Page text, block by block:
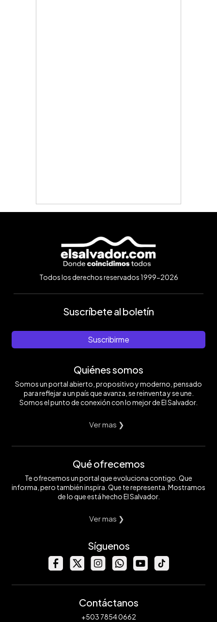
Todos los derechos reservados 1999-2026
Suscríbete al boletín
Suscribirme
Quiénes somos
Somos un portal abierto, propositivo y moderno, pensado
para reflejar a un país que avanza, se reinventa y se une.
Somos el punto de conexión con lo mejor de El Salvador.
Ver mas ❯
Qué ofrecemos
Te ofrecemos un portal que evoluciona contigo. Que
informa, pero también inspira. Que te representa. Mostramos
de lo que está hecho El Salvador.
Ver mas ❯
Síguenos
Contáctanos
+503 7854 0662